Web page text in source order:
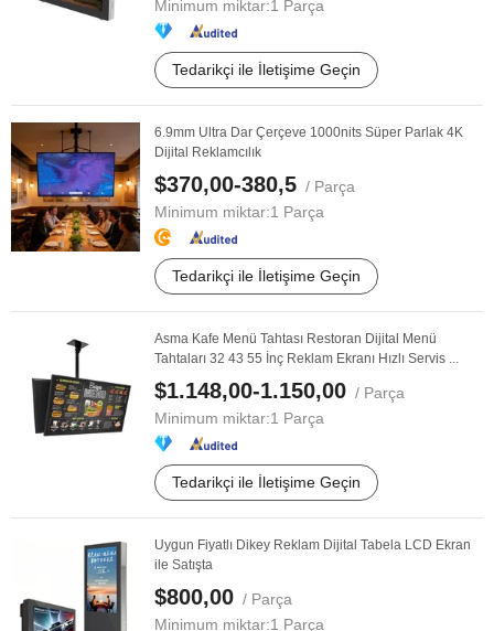
Minimum miktar:1 Parça
Tedarikçi ile İletişime Geçin
6.9mm Ultra Dar Çerçeve 1000nits Süper Parlak 4K
Dijital Reklamcılık
$370,00-380,5 / Parça
Minimum miktar:1 Parça
Tedarikçi ile İletişime Geçin
Asma Kafe Menü Tahtası Restoran Dijital Menü
Tahtaları 32 43 55 İnç Reklam Ekranı Hızlı Servis ...
$1.148,00-1.150,00 / Parça
Minimum miktar:1 Parça
Tedarikçi ile İletişime Geçin
Uygun Fiyatlı Dikey Reklam Dijital Tabela LCD Ekran
ile Satışta
$800,00 / Parça
Minimum miktar:1 Parça